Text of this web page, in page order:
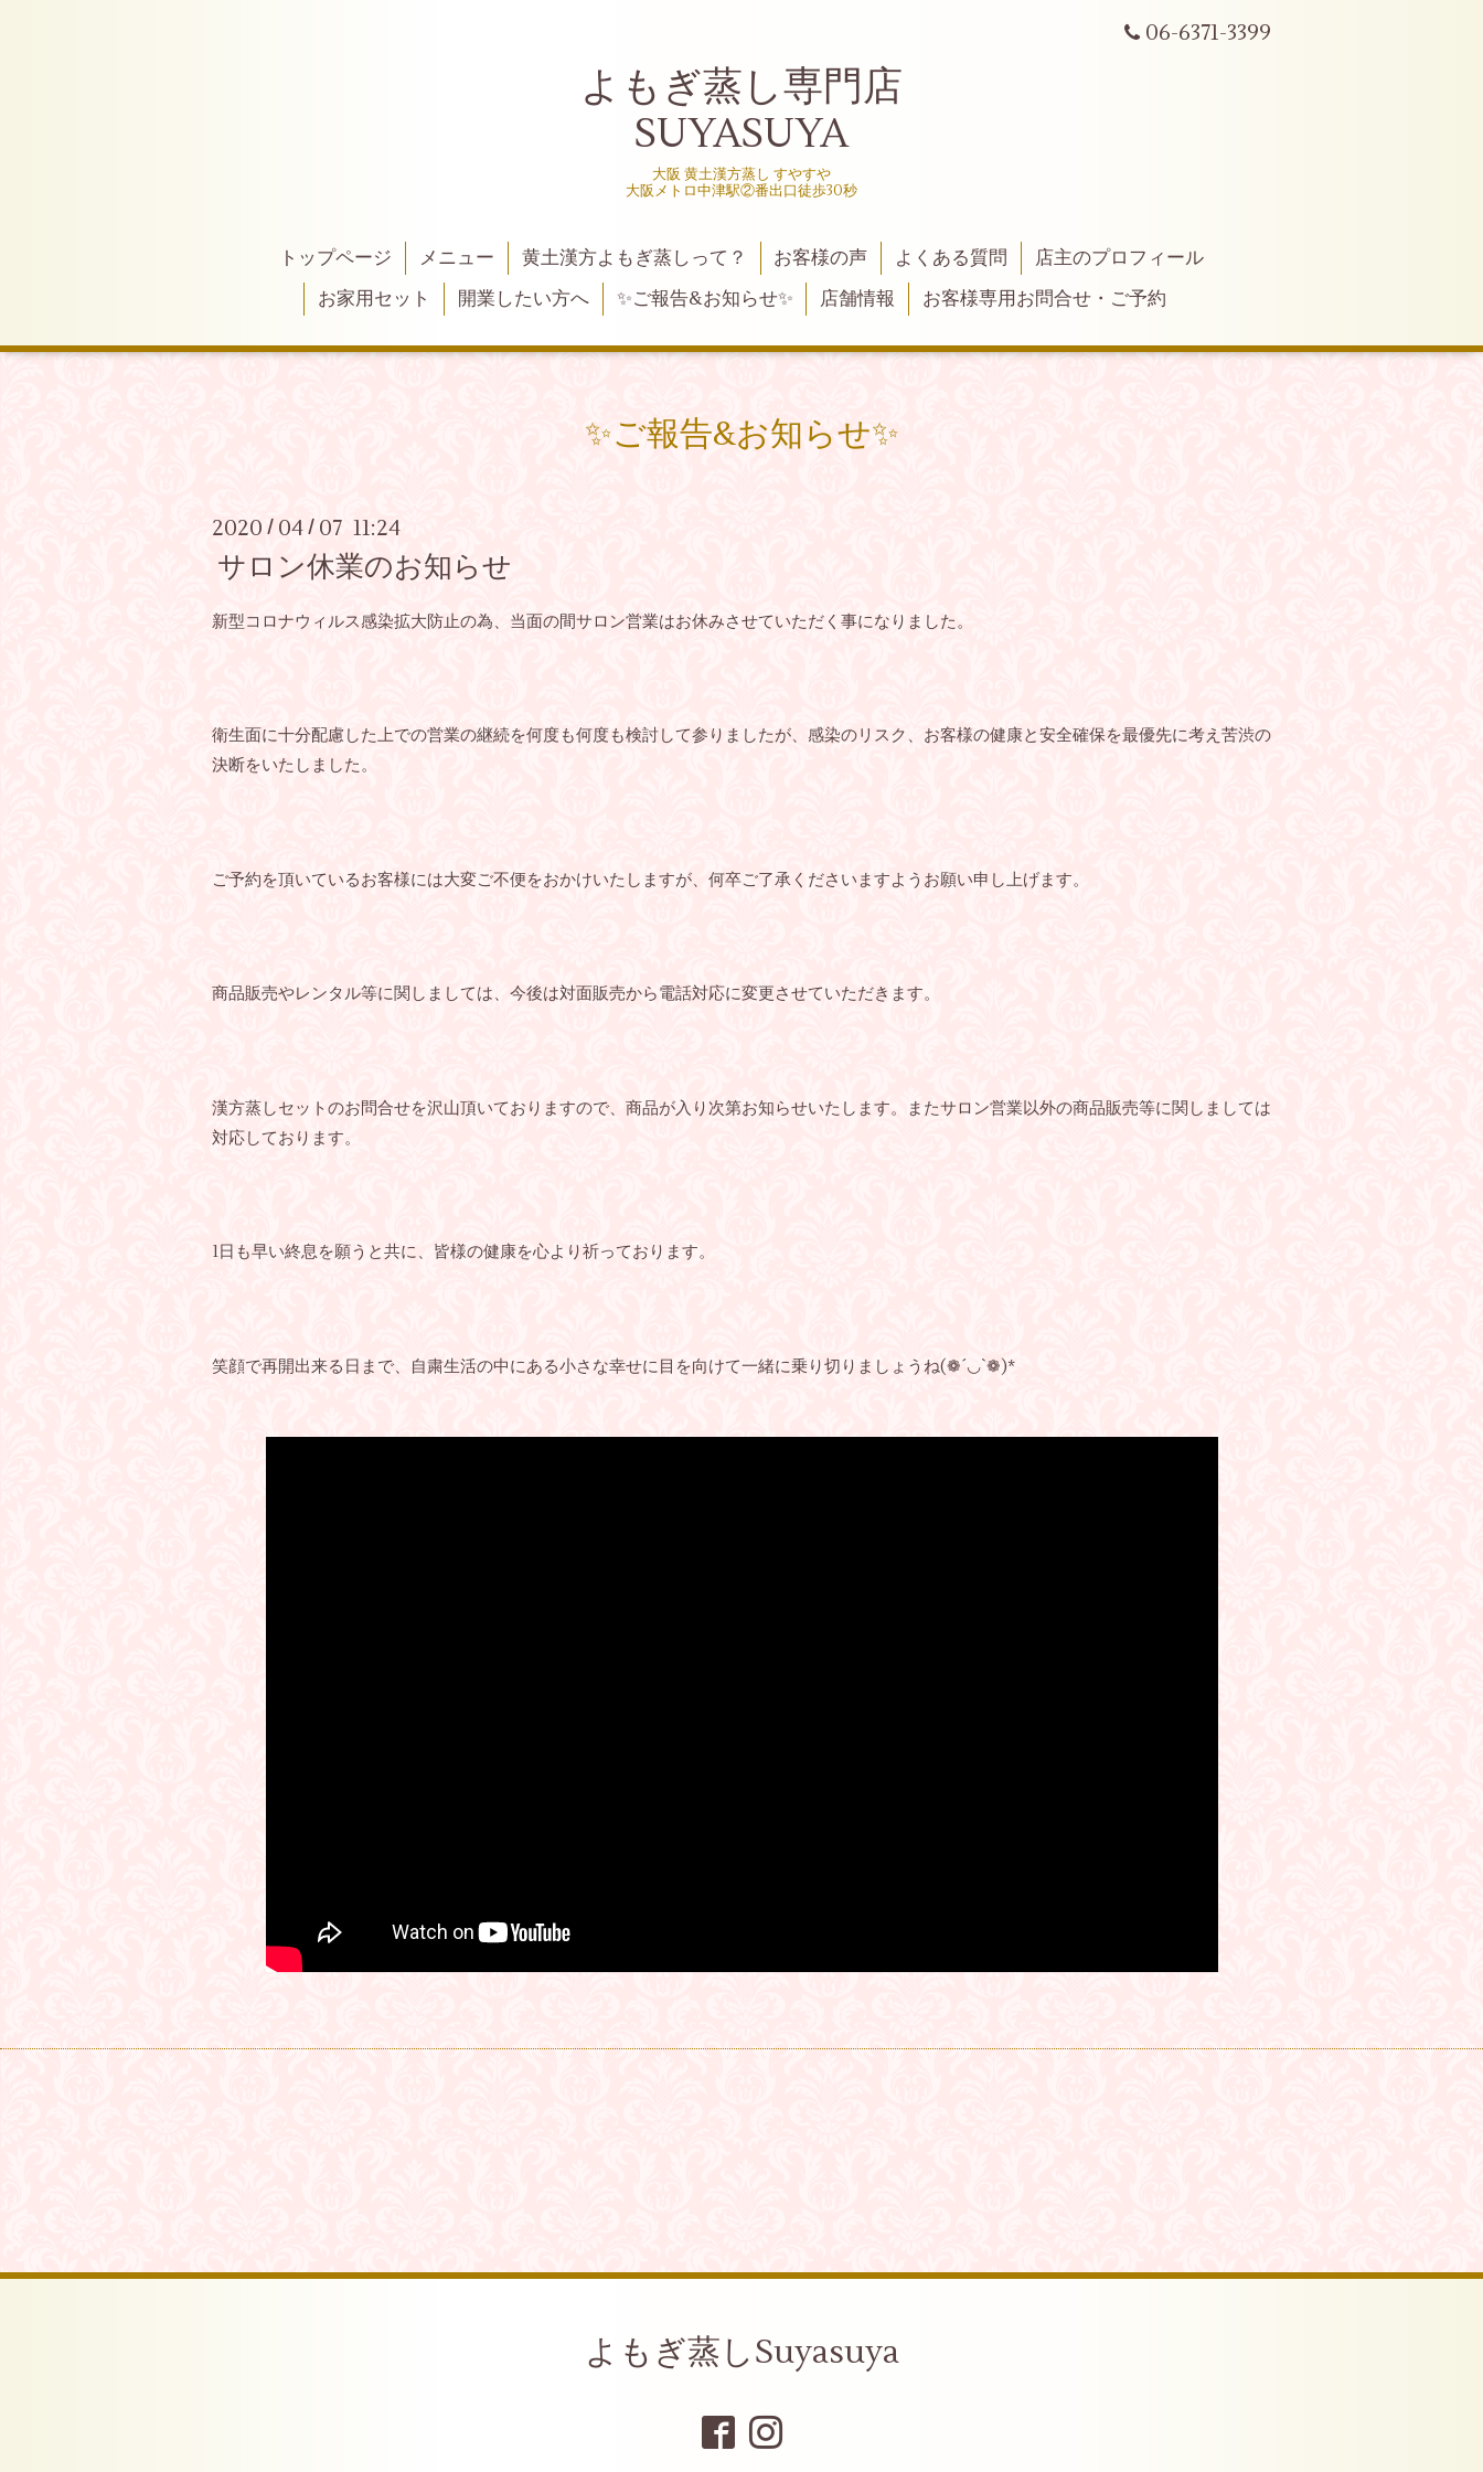
06-6371-3399
よもぎ蒸し専門店
SUYASUYA
大阪 黄土漢方蒸し すやすや
大阪メトロ中津駅②番出口徒歩30秒
トップページ メニュー 黄土漢方よもぎ蒸しって？ お客様の声 よくある質問
店主のプロフィール
お家用セット
開業したい方へ ✨ご報告&お知らせ✨ 店舗情報 お客様専用お問合せ・ご予約
✨ご報告&お知らせ✨
2020 / 04 / 07 11:24
サロン休業のお知らせ
新型コロナウィルス感染拡大防止の為、当面の間サロン営業はお休みさせていただく事になりました。
衛生面に十分配慮した上での営業の継続を何度も何度も検討して参りましたが、感染のリスク、お客様の健康と安全確保を最優先に考え苦渋の
決断をいたしました。
ご予約を頂いているお客様には大変ご不便をおかけいたしますが、何卒ご了承くださいますようお願い申し上げます。
商品販売やレンタル等に関しましては、今後は対面販売から電話対応に変更させていただきます。
漢方蒸しセットのお問合せを沢山頂いておりますので、商品が入り次第お知らせいたします。またサロン営業以外の商品販売等に関しましては
対応しております。
1日も早い終息を願うと共に、皆様の健康を心より祈っております。
笑顔で再開出来る日まで、自粛生活の中にある小さな幸せに目を向けて一緒に乗り切りましょうね(❁´◡`❁)*
よもぎ蒸しSuyasuya